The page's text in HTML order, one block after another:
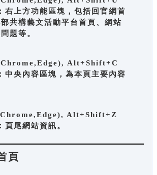
上方功能區塊，包括回官網首
共構藝文活動平台首頁、網站
題等。
Alt+Shift+C
央內容區塊，為本頁主要內容
Alt+Shift+Z
尾網站資訊。
頁